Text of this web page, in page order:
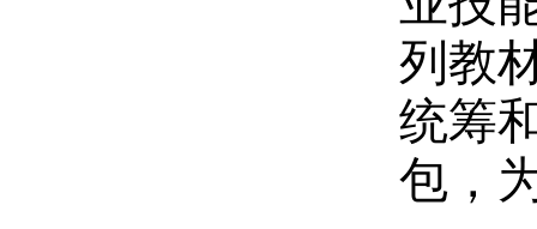
列教
统筹
包，